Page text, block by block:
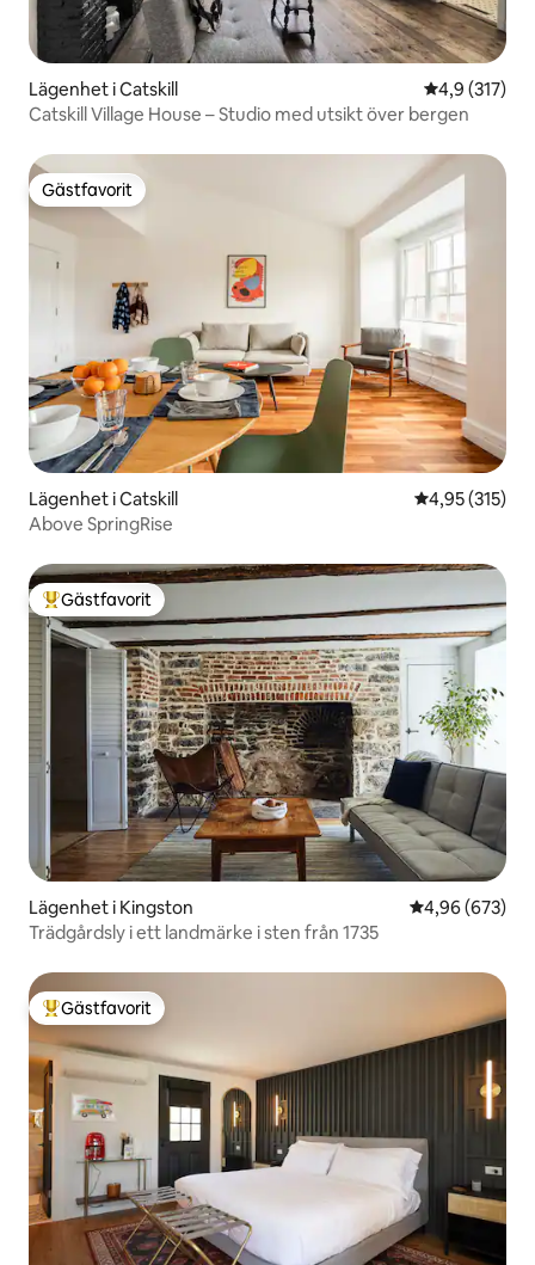
Lägenhet i Catskill 4,9 av 5 i
4,9 (317)
Catskill Village House – Studio med utsikt över bergen
Gästfavorit
Gästfavorit
Lägenhet i Catskill 4,95 av 5 i
4,95 (315)
Above SpringRise
Populär gästfavorit
Gästfavorit
Lägenhet i Kingston 4,96 av 5 i
4,96 (673)
Trädgårdsly i ett landmärke i sten från 1735
Populär gästfavorit
Gästfavorit